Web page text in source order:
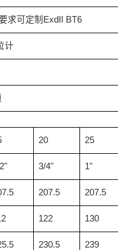
求可定制 ExdII BT6
计
20 25
3/4" 1"
207.5 207.5
122 130
230.5 239